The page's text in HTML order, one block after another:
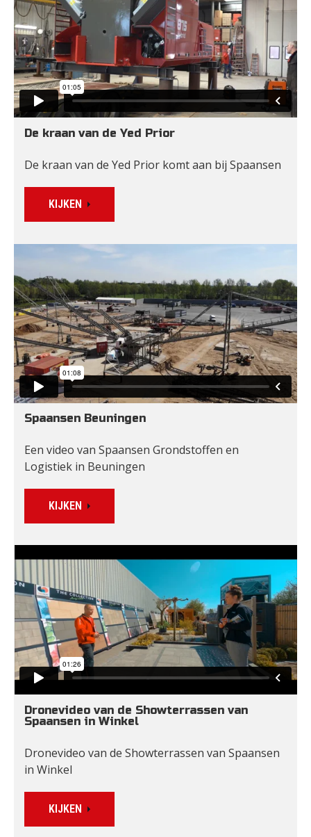
De kraan van de Yed Prior
De kraan van de Yed Prior komt aan bij Spaansen
KIJKEN
Spaansen Beuningen
Een video van Spaansen Grondstoffen en
Logistiek in Beuningen
KIJKEN
Dronevideo van de Showterrassen van
Spaansen in Winkel
Dronevideo van de Showterrassen van Spaansen
in Winkel
KIJKEN